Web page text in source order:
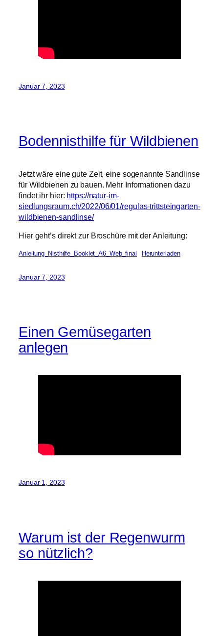
Januar 7, 2023
Bodennisthilfe für Wildbienen
Jetzt wäre eine gute Zeit, eine sogenannte Sandlinse
für Wildbienen zu bauen. Mehr Informationen dazu
findet ihr hier: https://natur-im-
siedlungsraum.ch/2022/06/01/regulas-trittsteingarten-
wildbienen-sandlinse/
Hier geht’s direkt zur Broschüre mit der Anleitung:
Anleitung_Nisthilfe_Booklet_A6_Web_final Herunterladen
Januar 7, 2023
Einen Gemüsegarten
anlegen
Januar 1, 2023
Warum ist der Regenwurm
so nützlich?